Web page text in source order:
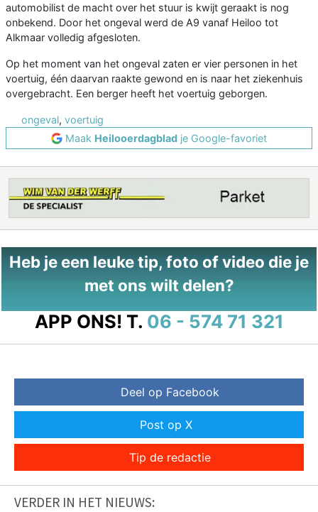
automobilist de macht over het stuur is kwijt geraakt is nog
onbekend. Door het ongeval werd de A9 vanaf Heiloo tot
Alkmaar volledig afgesloten.
Op het moment van het ongeval zaten er vier personen in het
voertuig, één daarvan raakte gewond en is naar het ziekenhuis
overgebracht. Een berger heeft het voertuig geborgen.
ongeval, voertuig
Maak Heilooerdagblad je Google-favoriet
Heb je een leuke tip, foto of video die je
met ons wilt delen?
APP ONS! T. 06 - 574 71 321
Deel op Facebook
Post op X
Tip de redactie
VERDER IN HET NIEUWS: